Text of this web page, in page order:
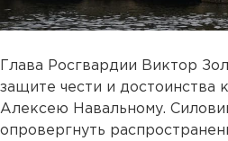
Глава Росгвардии Виктор
защите чести и достоинства
Алексею Навальному.
опровергнуть